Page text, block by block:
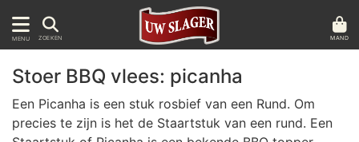
MENU ZOEKEN MAND
Stoer BBQ vlees: picanha
Een Picanha is een stuk rosbief van een Rund. Om
precies te zijn is het de Staartstuk van een rund. Een